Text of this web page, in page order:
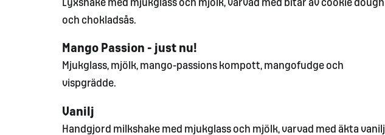
Lyxshake med mjukglass och mjölk, varvad med bitar av cookie dough
och chokladsås.
Mango Passion - just nu!
Mjukglass, mjölk, mango-passions kompott, mangofudge och
vispgrädde.
Vanilj
Handgjord milkshake med mjukglass och mjölk, varvad med äkta vanilj